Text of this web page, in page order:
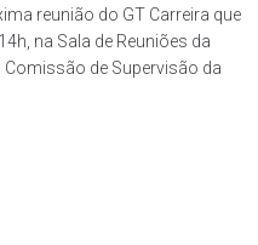
reunião do GT Carreira que
na Sala de Reuniões da
Comissão de Supervisão da